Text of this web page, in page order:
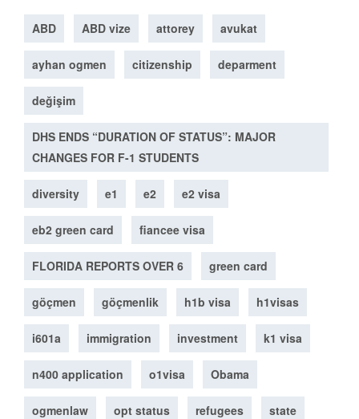
ABD ABD vize attorey avukat
ayhan ogmen citizenship deparment
değişim
DHS ENDS “DURATION OF STATUS”: MAJOR
CHANGES FOR F-1 STUDENTS
diversity e1 e2 e2 visa
eb2 green card fiancee visa
FLORIDA REPORTS OVER 6 green card
göçmen göçmenlik h1b visa h1visas
i601a immigration investment k1 visa
n400 application o1visa Obama
ogmenlaw opt status refugees state